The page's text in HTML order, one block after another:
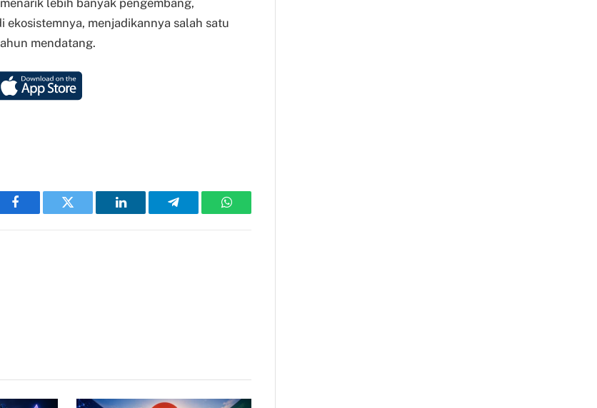
lebih banyak pengembang,
ekosistemnya, menjadikannya salah satu
mendatang.
Facebook Twitter LinkedIn Telegram WhatsApp